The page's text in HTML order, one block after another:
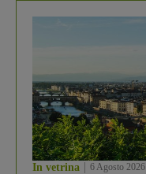
In vetrina 6 Agosto 2026